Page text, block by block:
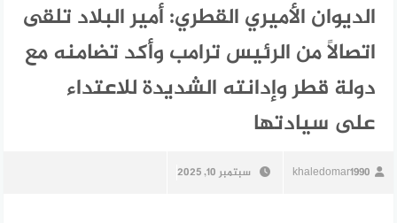
الديوان الأميري القطري: أمير البلاد تلقى
اتصالاً من الرئيس ترامب وأكد تضامنه مع
دولة قطر وإدانته الشديدة للاعتداء
على سيادتها
khaledomar1990 سبتمبر 10, 2025